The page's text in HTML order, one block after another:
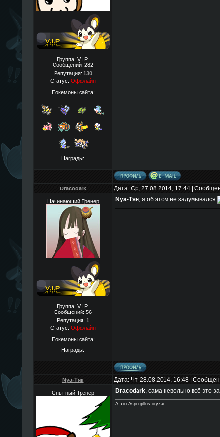
Группа: V.I.P.
Сообщений: 282
Репутация: 130
Статус: Оффлайн
Покемоны сайта:
Награды:
Dracodark Дата: Ср, 27.08.2014, 17:44 |
Начинающий Тренер
Группа: V.I.P.
Сообщений: 56
Репутация: 1
Статус: Оффлайн
Покемоны сайта:
Награды:
Nya-Тян, я об этом не задумывался
Nya-Тян Дата: Чт, 28.08.2014, 16:48 |
Опытный Тренер Dracodark, сама невольно всё это
А это Aspergillus oryzae